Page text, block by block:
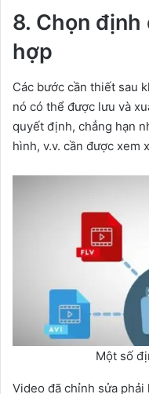
8. Chọn
hợp
Các bước cần thiết sau
nó có thể được lưu và
quyết định, chẳng hạn
hình, v.v. cần được xem
Một số
Video đã chỉnh sửa